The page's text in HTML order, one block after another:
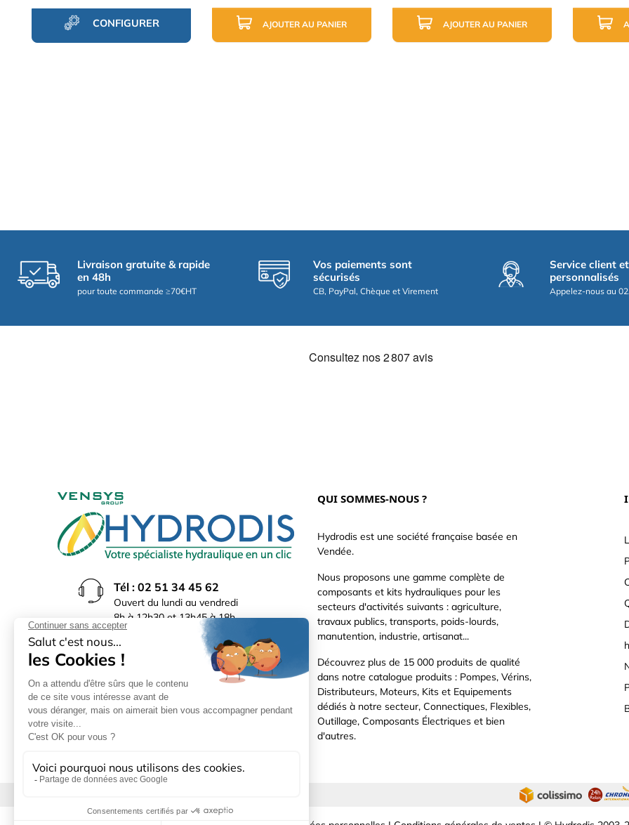
CONFIGURER AJOUTER AU PANIER AJOUTER AU PANIER
Livraison gratuite & rapide
en 48h
pour toute commande ≥70€HT
Vos paiements sont
sécurisés
CB, PayPal, Chèque et Virement
Service client
personnalisés
Appelez-nous au
Tél : 02 51 34 45 62
Ouvert du lundi au vendredi
8h à 12h30 et 13h45 à 18h
(17h30 le vendredi)
Rue du Bocage La Ribotière
85170 Le Poiré sur Vie
QUI SOMMES-NOUS ?
Hydrodis est une société française basée en
Vendée.
Nous proposons une gamme complète de
composants et kits hydrauliques pour les
secteurs d'activités suivants : agriculture,
travaux publics, transports, poids-lourds,
manutention, industrie, artisanat...
Découvrez plus de 15 000 produits de qualité
dans notre catalogue produits : Pompes, Vérins,
Distributeurs, Moteurs, Kits et Equipements
dédiés à notre secteur, Connectiques, Flexibles,
Outillage, Composants Électriques et bien
d'autres.